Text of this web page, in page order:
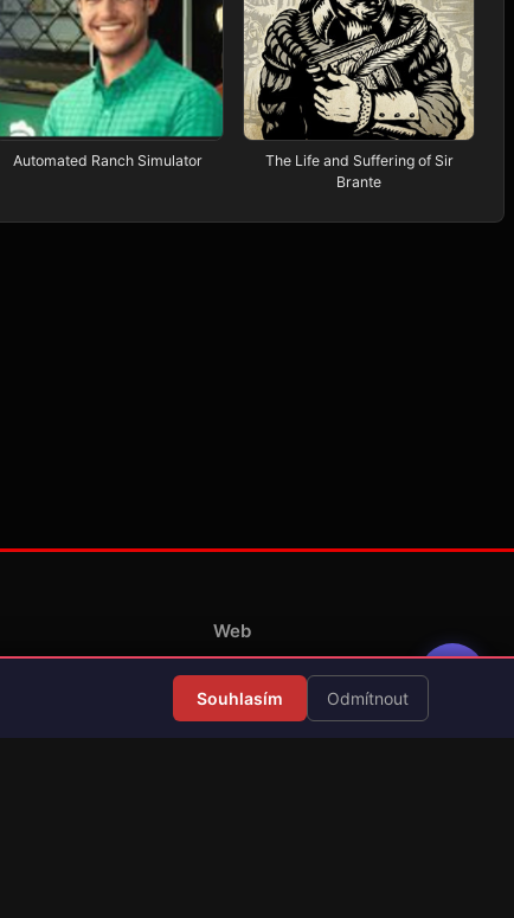
Automated Ranch Simulator
The Life and Suffering of Sir
Brante
Web
Redakce
Překlady her
Souhlasím Odmítnout